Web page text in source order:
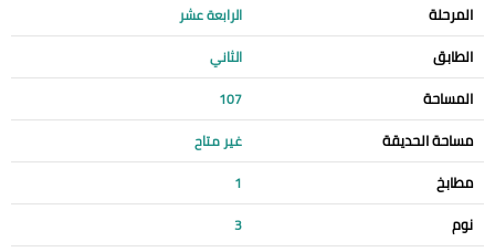
المرحلة الرابعة عشر
الطابق الثاني
المساحة 107
مساحة الحديقة غير متاح
مطابخ 1
نوم 3